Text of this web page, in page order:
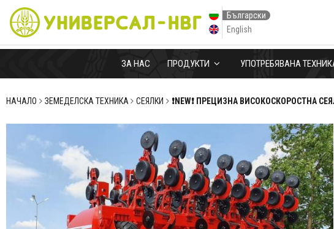
ЗА НАС ПРОДУКТИ УПОТРЕБЯВАНА
Български
English
НАЧАЛО ЗЕМЕДЕЛСКА ТЕХНИКА СЕЯЛКИ ❗NEW❗ ПРЕЦИЗНА ВИСОКОСКОРОСТНА